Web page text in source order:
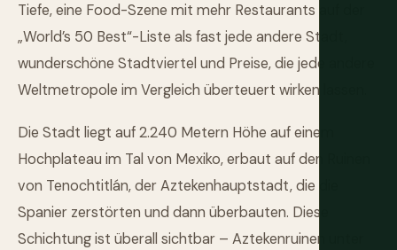
Tiefe, eine Food-Szene mit mehr Restaurants auf der
„World’s 50 Best“-Liste als fast jede andere Stadt,
wunderschöne Stadtviertel und Preise, die jede andere
Weltmetropole im Vergleich überteuert wirken lassen.
Die Stadt liegt auf 2.240 Metern Höhe auf einem
Hochplateau im Tal von Mexiko, erbaut auf den Ruinen
von Tenochtitlán, der Aztekenhauptstadt, die die
Spanier zerstörten und dann überbauten. Diese
Schichtung ist überall sichtbar – Aztekenruinen unter